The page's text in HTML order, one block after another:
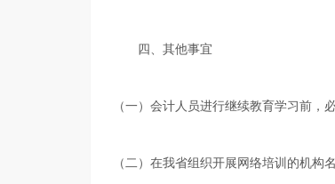
四、其他事宜
（一）会计人员进行继续教育学习前，
（二）在我省组织开展网络培训的机